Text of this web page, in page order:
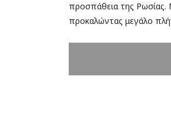
προσπάθεια της Ρωσίας.
προκαλώντας μεγάλο